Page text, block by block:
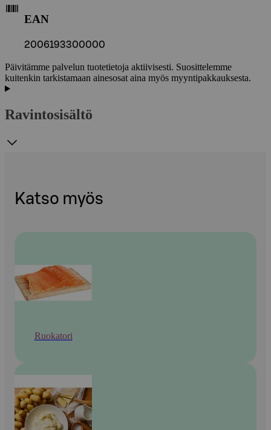
EAN
2006193300000
Päivitämme palvelun tuotetietoja aktiivisesti. Suosittelemme
kuitenkin tarkistamaan ainesosat aina myös myyntipakkauksesta.
Ravintosisältö
Katso myös
Ruokatori